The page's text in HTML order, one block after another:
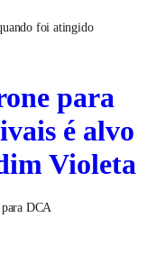
foi atingido
para
é alvo
Violeta
DCA